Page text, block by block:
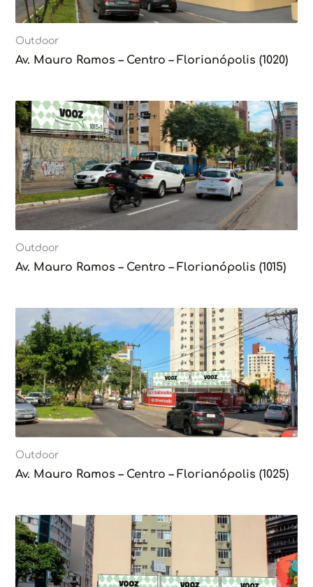
Outdoor
Av. Mauro Ramos – Centro – Florianópolis (1020)
Outdoor
Av. Mauro Ramos – Centro – Florianópolis (1015)
Outdoor
Av. Mauro Ramos – Centro – Florianópolis (1025)